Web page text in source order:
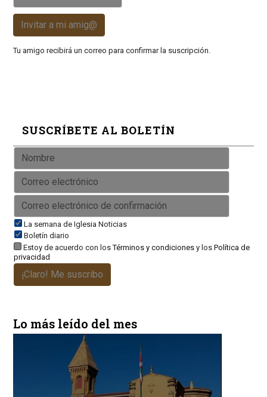
Invitar a mi amig@
Tu amigo recibirá un correo para confirmar la suscripción.
SUSCRÍBETE AL BOLETÍN
La semana de Iglesia Noticias
Boletín diario
Estoy de acuerdo con losTérminos y condicionesy los Política de
privacidad
¡Claro! Me suscribo
Lo más leído del mes